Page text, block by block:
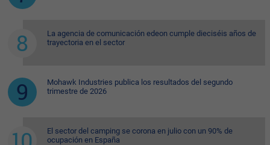
La agencia de comunicación edeon cumple dieciséis años de
trayectoria en el sector
Mohawk Industries publica los resultados del segundo
trimestre de 2026
El sector del camping se corona en julio con un 90% de
ocupación en España